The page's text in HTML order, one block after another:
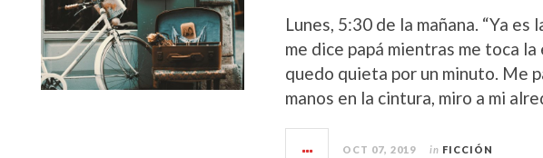
Lunes, 5:30 de la mañana. “Ya es
me dice papá mientras me toca
quedo quieta por un minuto. Me
manos en la cintura, miro a mi
OCT 07, 2019 in FICCIÓN